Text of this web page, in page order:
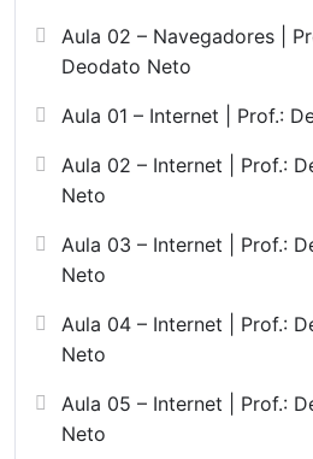
Aula 02 – Navegadores |
Deodato Neto
Aula 01 – Internet | Prof.:
Aula 02 – Internet | Prof.:
Neto
Aula 03 – Internet | Prof.:
Neto
Aula 04 – Internet | Prof.:
Neto
Aula 05 – Internet | Prof.:
Neto